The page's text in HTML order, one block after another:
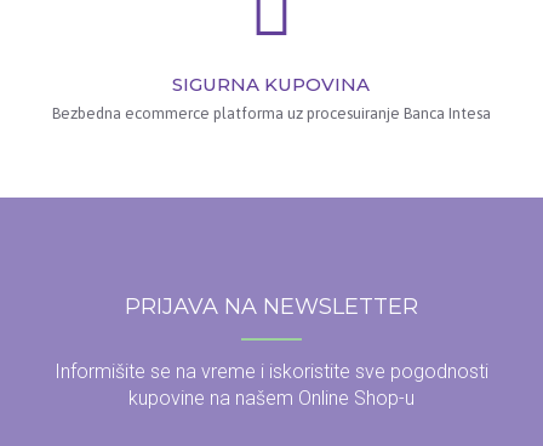
SIGURNA KUPOVINA
Bezbedna ecommerce platforma uz procesuiranje Banca Intesa
PRIJAVA NA NEWSLETTER
Informišite se na vreme i iskoristite sve pogodnosti
kupovine na našem Online Shop-u